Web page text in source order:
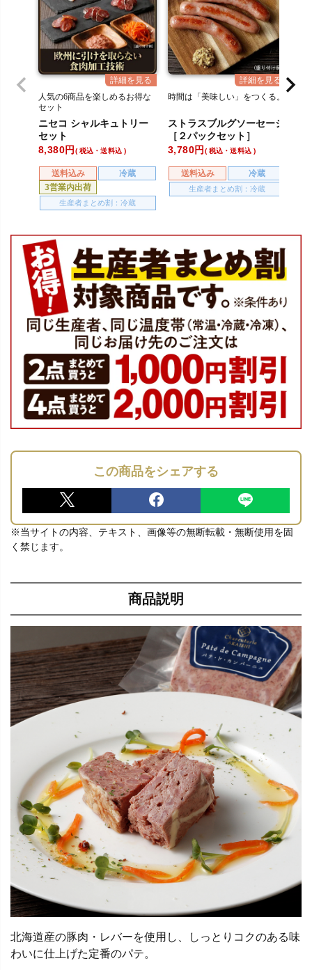
人気の6商品を楽しめるお得な
セット
ニセコ シャルキュトリー
セット
送料込み
冷蔵
3営業内出荷
生産者まとめ割：冷蔵
8,380 税込・送料込
時間は「美味しい」をつくる。
ストラスブルグソーセージ
［２パックセット］
送料込み 冷蔵
生産者まとめ割：冷蔵
3,780 税込・送料込
この商品をシェアする
※当サイトの内容、テキスト、画像等の無断転載・無断使用を固
く禁じます。
商品説明
北海道産の豚肉・レバーを使用し、しっとりコクのある味
わいに仕上げた定番のパテ。